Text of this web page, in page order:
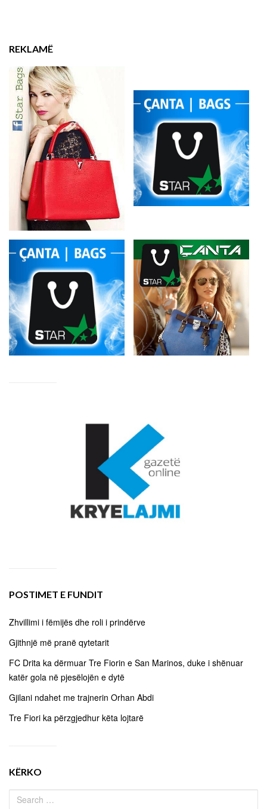
REKLAMË
POSTIMET E FUNDIT
Zhvillimi i fëmijës dhe roli i prindërve
Gjithnjë më pranë qytetarit
FC Drita ka dërmuar Tre Fiorin e San Marinos, duke i shënuar
katër gola në pjesëlojën e dytë
Gjilani ndahet me trajnerin Orhan Abdi
Tre Fiori ka përzgjedhur këta lojtarë
KËRKO